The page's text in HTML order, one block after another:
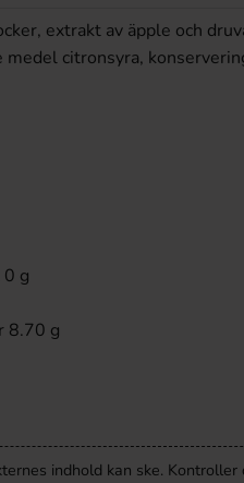
extrakt av äpple och
citronsyra,
g
8.70 g
indhold kan ske. Kontroller